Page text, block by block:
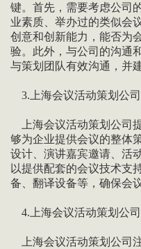
键。首先，需要考虑公司
业素质、举办过的类似会
创意和创新能力，能否为
验。此外，与公司的沟通
与策划团队有效沟通，并
3.上海会议活动策划公
上海会议活动策划公司
够为企业提供会议的整体
设计、演讲嘉宾邀请、活
以提供配套的会议技术支
备、翻译设备等，确保会
4.上海会议活动策划公
上海会议活动策划公司